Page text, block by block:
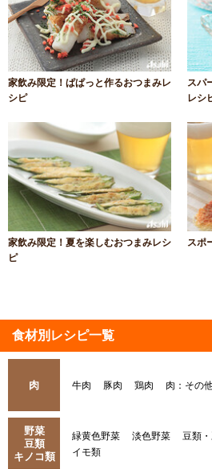
家飲み限定！ぱぱっと作るおつまみレ
シピ
スパ
レシ
家飲み限定！夏を楽しむおつまみレシ
ピ
スポ
食材別レシピ一覧
肉 牛肉 豚肉 鶏肉 肉：その
野菜
豆類
キノコ類
緑黄色野菜 淡色野菜 豆類
イモ類